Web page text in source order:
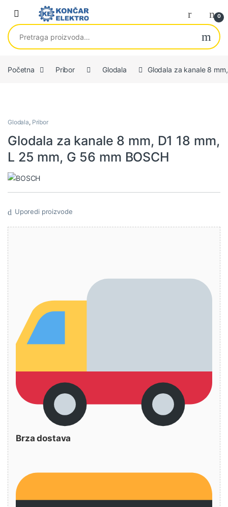
Skip to navigation
Skip to content
0
Pretraga za:
Početna Pribor Glodala Glodala za kanale 8
Glodala, Pribor
Glodala za kanale 8 mm, D1 18 mm,
L 25 mm, G 56 mm BOSCH
Uporedi proizvode
Brza dostava